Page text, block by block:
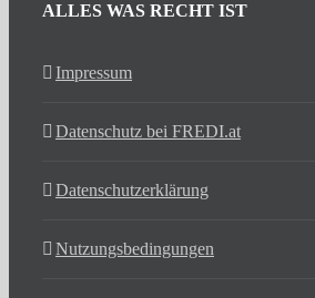
ALLES WAS RECHT IST
Impressum
Datenschutz bei FREDI.at
Datenschutzerklärung
Nutzungsbedingungen